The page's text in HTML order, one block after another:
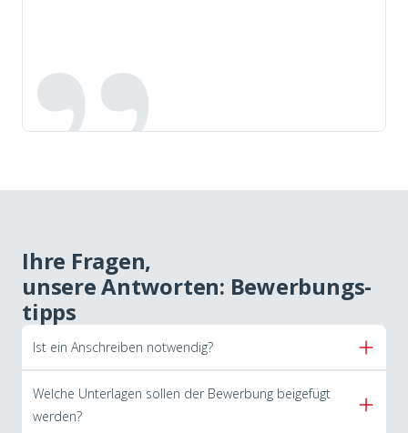
Ihre Fragen,
unsere Antworten: Bewerbungs­
tipps
Ist ein Anschreiben notwendig?
Welche Unterlagen sollen der Bewerbung beigefügt
werden?